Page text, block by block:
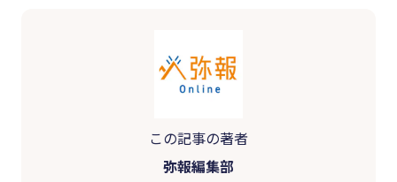
この記事の著者
弥報編集部